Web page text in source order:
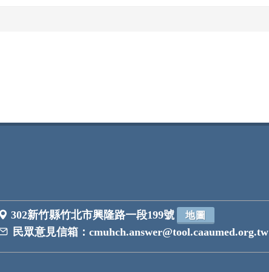
302新竹縣竹北市興隆路一段199號 地圖
民眾意見信箱：cmuhch.answer@tool.caaumed.org.tw